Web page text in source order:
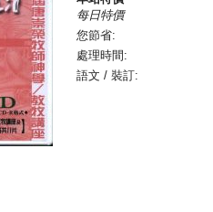
每日特價
您節省:
處理時間:
語文 / 裝訂: